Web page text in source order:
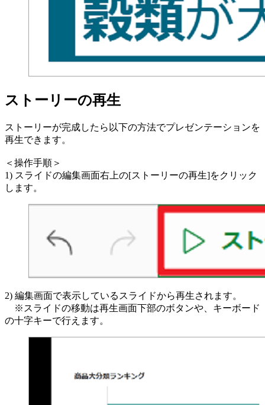
ストーリーの再生
ストーリーが完成したら以下の方法でプレゼンテーションを
再生できます。
＜操作手順＞
1) スライドの編集画面右上の[ストーリーの再生]をクリック
します。
2) 編集画面で表示しているスライドから再生されます。
※スライドの移動は再生画面下部のボタンや、キーボード
の十字キーで行えます。